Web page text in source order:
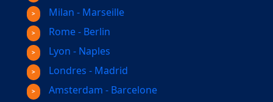
Milan - Marseille
Rome - Berlin
Lyon - Naples
Londres - Madrid
Amsterdam - Barcelone